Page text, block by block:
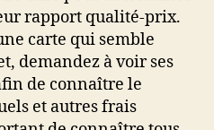
rapport qualité-prix.
carte qui semble
demandez à voir ses
de connaître le
et autres frais